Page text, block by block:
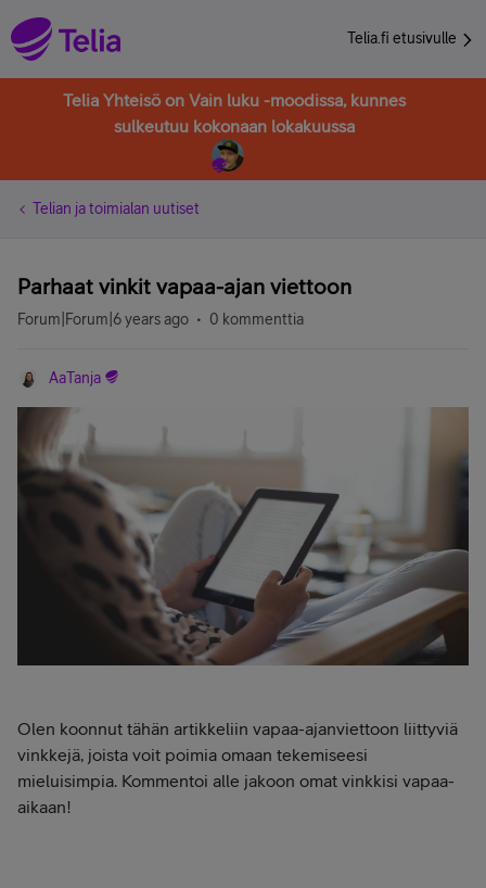
Telia.fi etusivulle
Telia Yhteisö on Vain luku -moodissa, kunnes
sulkeutuu kokonaan lokakuussa
Telian ja toimialan uutiset
Parhaat vinkit vapaa-ajan viettoon
Forum|Forum|6 years ago 0 kommenttia
AaTanja
Olen koonnut tähän artikkeliin vapaa-ajanviettoon liittyviä
vinkkejä, joista voit poimia omaan tekemiseesi
mieluisimpia. Kommentoi alle jakoon omat vinkkisi vapaa-
aikaan!